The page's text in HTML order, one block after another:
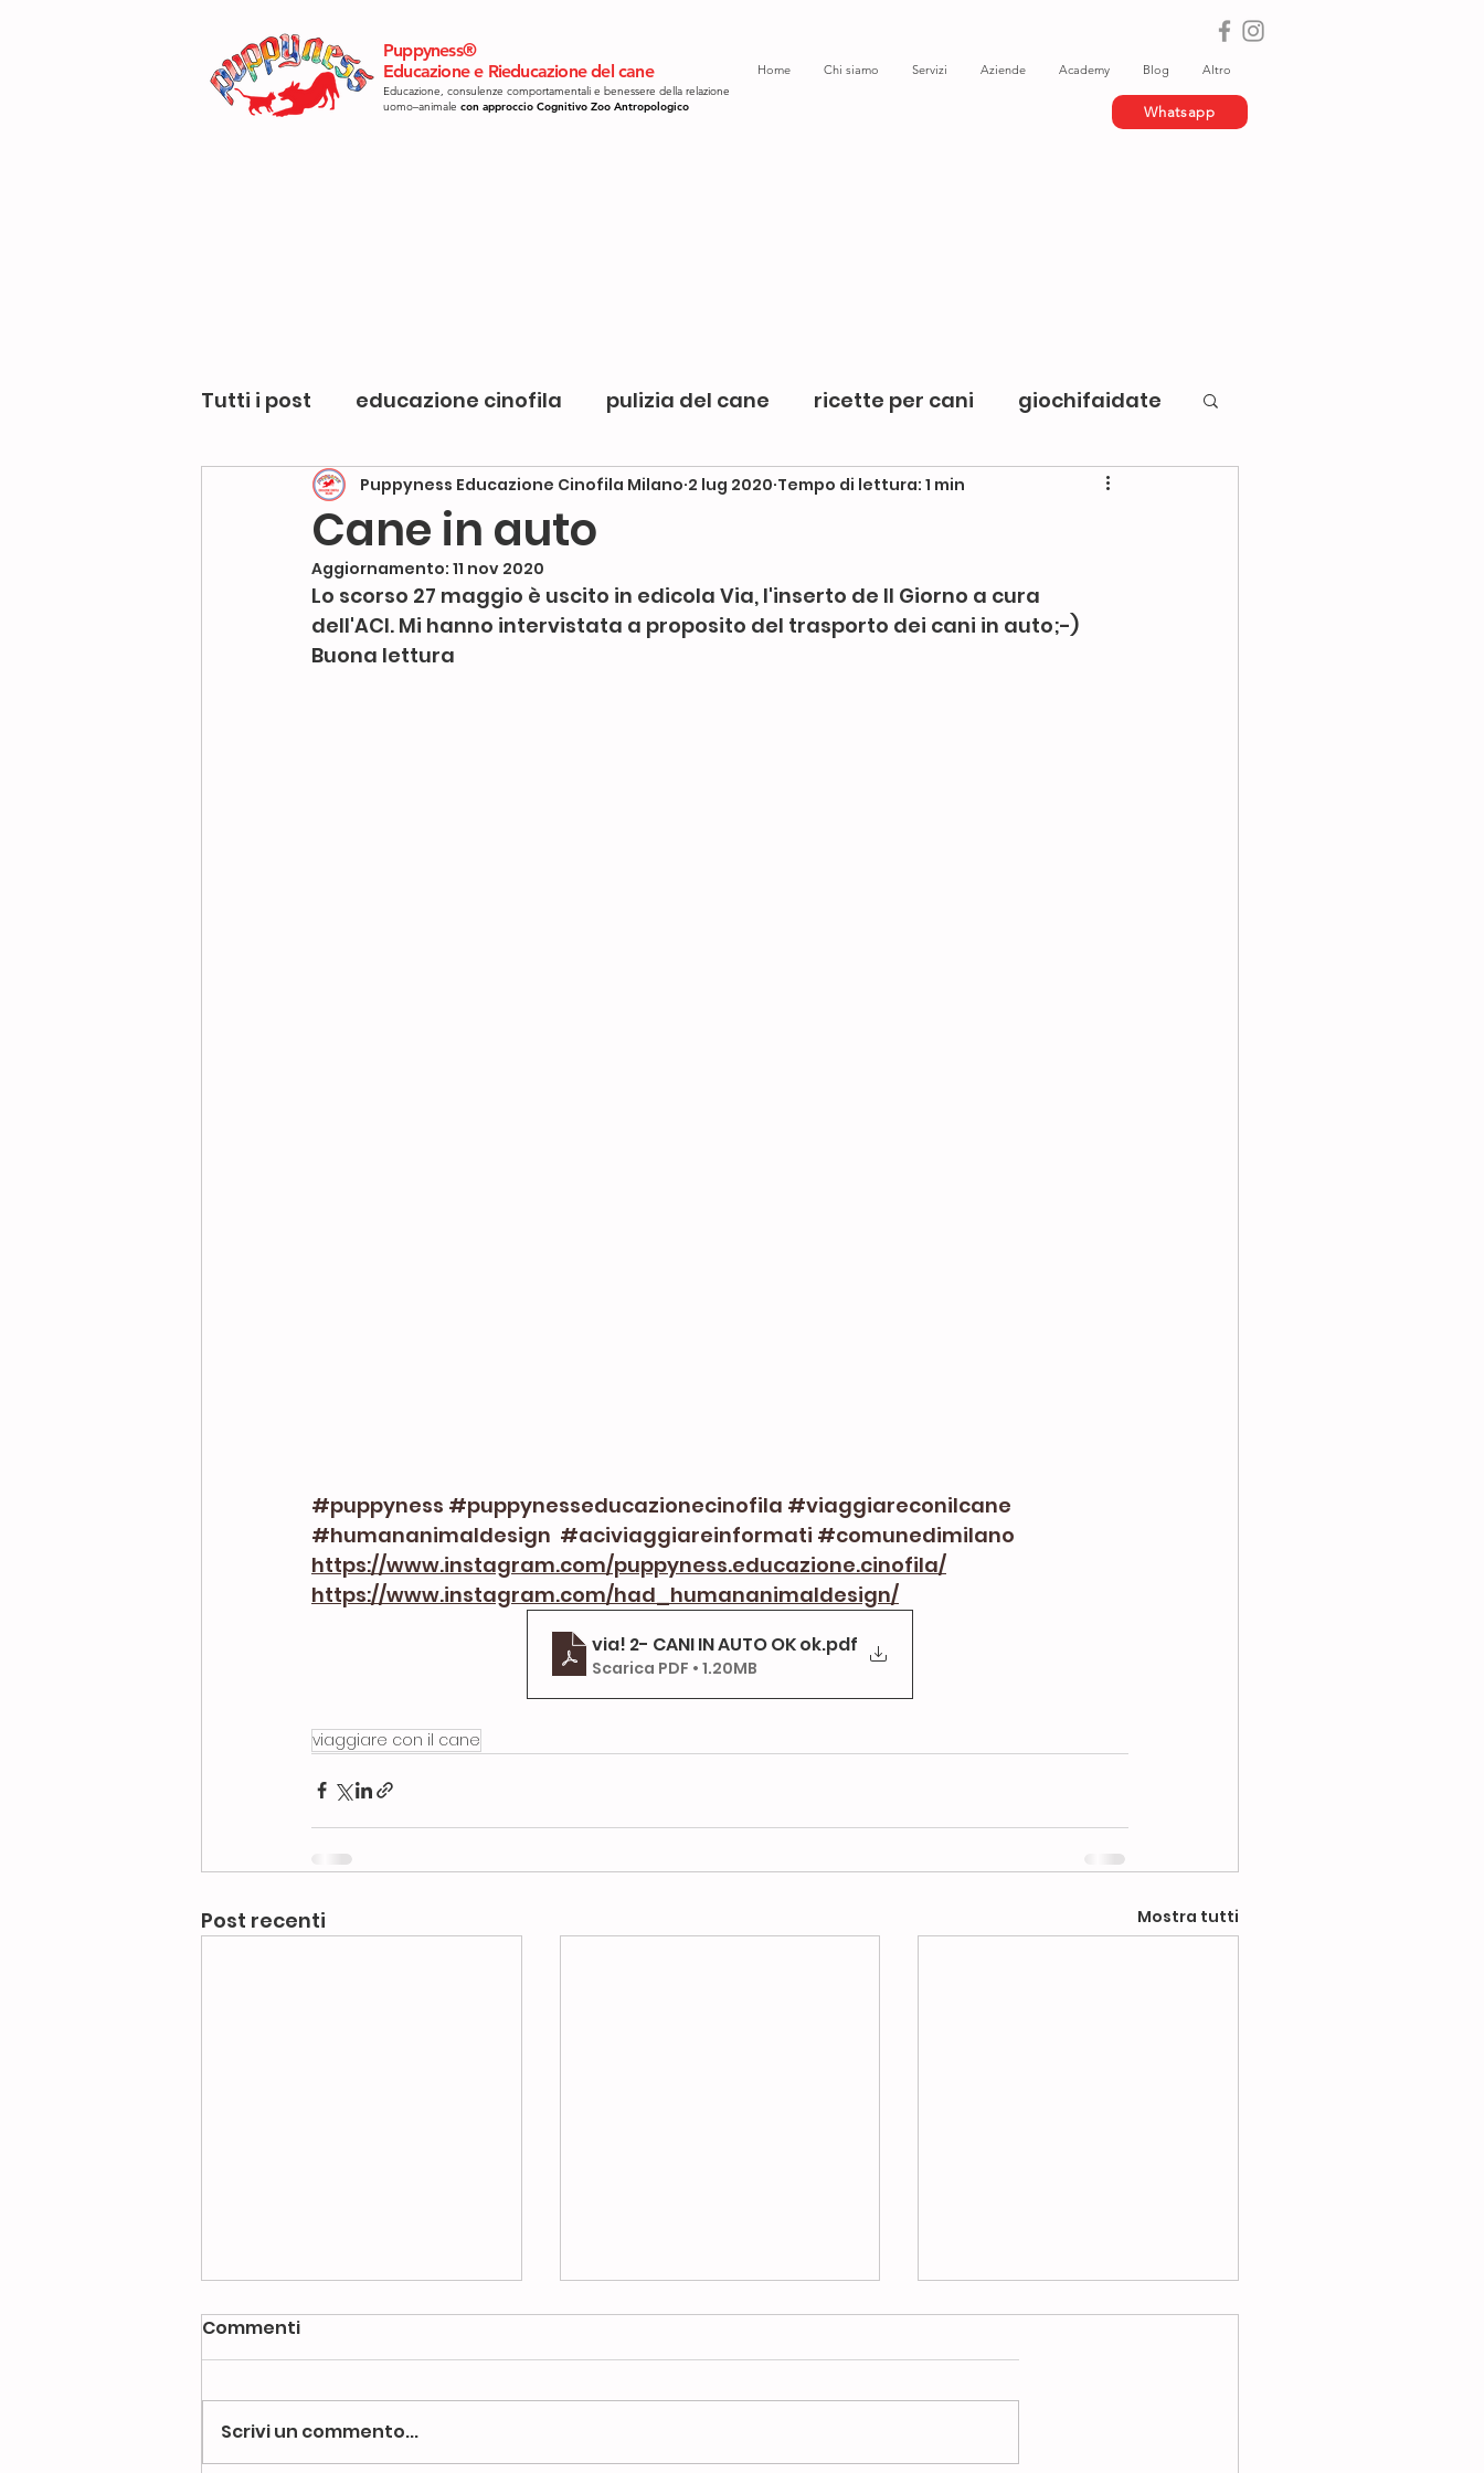
Puppyness®
Educazione e Rieducazione del cane
Educazione, consulenze comportamentali e benessere della relazione
uomo–animale con approccio Cognitivo Zoo Antropologico
Home Chi siamo Servizi Aziende Academy Blog Altro
Whatsapp
Tutti i post educazione cinofila pulizia del cane ricette per cani giochifaidate
giocare con il cane star bene in famiglia cani e gatti giochi
calma nel cane masticazione
Cane in auto
Puppyness Educazione Cinofila Milano 2 lug 2020 Tempo di lettura: 1 min
Aggiornamento: 11 nov 2020
Lo scorso 27 maggio è uscito in edicola Via, l'inserto de Il Giorno a cura
dell'ACI. Mi hanno intervistata a proposito del trasporto dei cani in auto;-)
Buona lettura
#puppyness #puppynesseducazionecinofila #viaggiareconilcane
#humananimaldesign #aciviaggiareinformati #comunedimilano
https://www.instagram.com/puppyness.educazione.cinofila/
https://www.instagram.com/had_humananimaldesign/
via! 2- CANI IN AUTO OK ok.pdf
Scarica PDF • 1.20MB
viaggiare con il cane
Post recenti Mostra tutti
Commenti
Scrivi un commento...